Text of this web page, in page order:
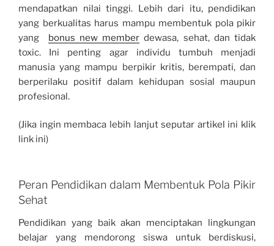
mendapatkan nilai tinggi. Lebih dari itu, pendidikan
yang berkualitas harus mampu membentuk pola pikir
yang bonus new member dewasa, sehat, dan tidak
toxic. Ini penting agar individu tumbuh menjadi
manusia yang mampu berpikir kritis, berempati, dan
berperilaku positif dalam kehidupan sosial maupun
profesional.
(Jika ingin membaca lebih lanjut seputar artikel ini klik
link ini)
Peran Pendidikan dalam Membentuk Pola Pikir
Sehat
Pendidikan yang baik akan menciptakan lingkungan
belajar yang mendorong siswa untuk berdiskusi,